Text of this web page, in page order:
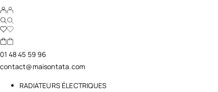
01 48 45 59 96
contact@maisontata.com
RADIATEURS ÉLECTRIQUES